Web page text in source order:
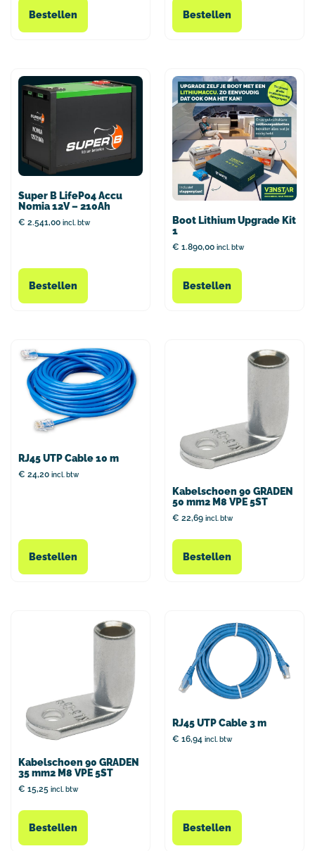
Bestellen Bestellen
Super B LifePo4 Accu
Nomia 12V – 210Ah
€ 2.541,00 incl. btw
Bestellen
Boot Lithium Upgrade Kit
1
€ 1.890,00 incl. btw
Bestellen
RJ45 UTP Cable 10 m
€ 24,20 incl. btw
Bestellen
Kabelschoen 90 GRADEN
50 mm2 M8 VPE 5ST
€ 22,69 incl. btw
Bestellen
Kabelschoen 90 GRADEN
35 mm2 M8 VPE 5ST
€ 15,25 incl. btw
Bestellen
RJ45 UTP Cable 3 m
€ 16,94 incl. btw
Bestellen